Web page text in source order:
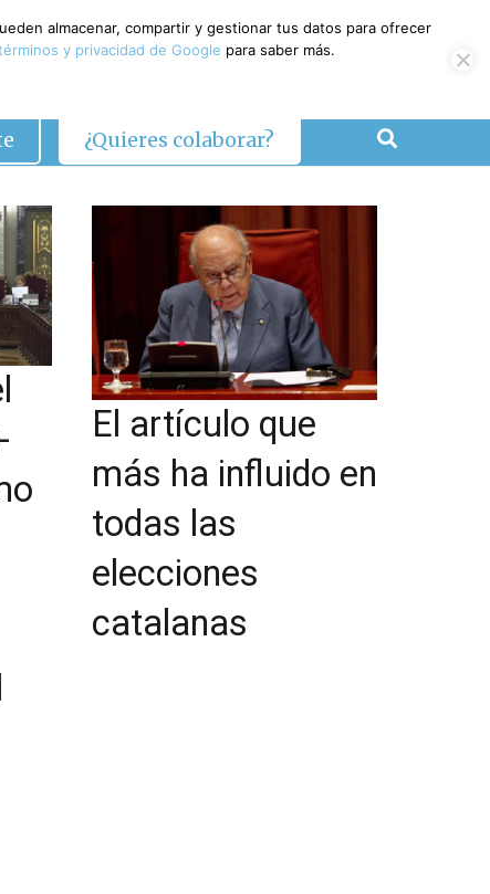
¿Quieres colaborar?
El artículo que
más ha influido en
todas las
elecciones
catalanas
almacenar, compartir y gestionar tus datos para ofrecer
y privacidad de Google para saber más.